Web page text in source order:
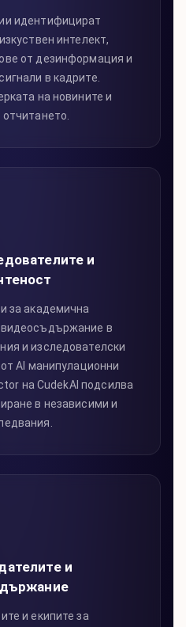
идентифицират
интелект,
от дезинформация и
в кадрите.
на новините и
и
за академична
видеосъдържание в
и изследователски
AI манипулационни
на CudekAI подсилва
в независими и
и
и екипите за